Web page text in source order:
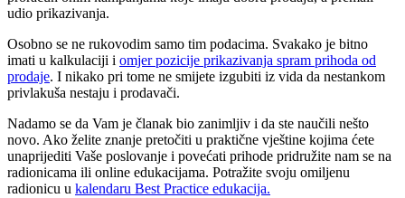
udio prikazivanja.
Osobno se ne rukovodim samo tim podacima. Svakako je bitno
imati u kalkulaciji i omjer pozicije prikazivanja spram prihoda od
prodaje. I nikako pri tome ne smijete izgubiti iz vida da nestankom
privlakuša nestaju i prodavači.
Nadamo se da Vam je članak bio zanimljiv i da ste naučili nešto
novo. Ako želite znanje pretočiti u praktične vještine kojima ćete
unaprijediti Vaše poslovanje i povećati prihode pridružite nam se na
radionicama ili online edukacijama. Potražite svoju omiljenu
radionicu u kalendaru Best Practice edukacija.